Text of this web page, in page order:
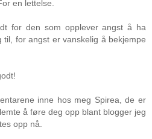
en lettelse.
for den som opplever angst å ha
til, for angst er vanskelig å bekjempe
inne hos meg Spirea, de er
å føre deg opp blant blogger jeg
opp nå.